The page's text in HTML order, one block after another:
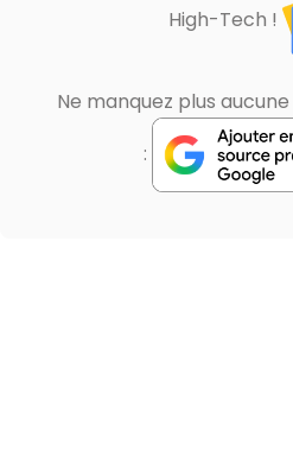
High-Tech !
Ne manquez plus
: